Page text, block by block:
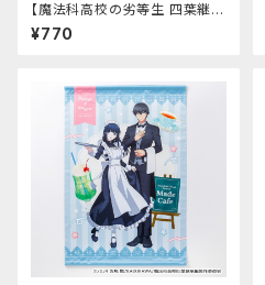
【魔法科高校の劣等生 四葉継承
編】アクリルキーホルダー（司波
達也）
¥770